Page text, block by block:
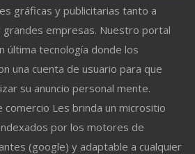
gráficas y publicitarias tanto a
grandes empresas. Nuestro portal
última tecnología donde los
una cuenta de usuario para que
su anuncio personal mente.
Les brinda un micrositio
por los motores de
(google) y adaptable a cualquier